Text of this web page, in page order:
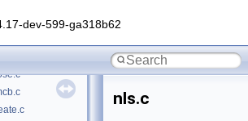
dev-599-ga318b62
nls.c